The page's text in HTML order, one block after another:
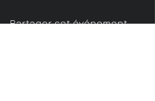
Partager cet événement